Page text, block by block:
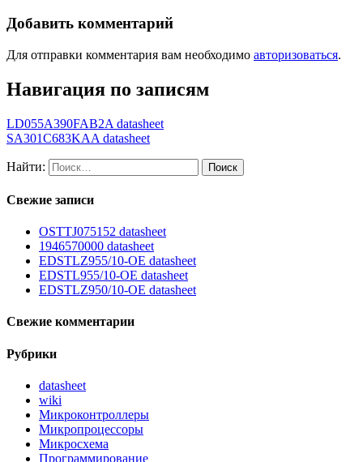
Добавить комментарий
Для отправки комментария вам необходимо авторизоваться.
Навигация по записям
LD055A390FAB2A datasheet
SA301C683KAA datasheet
Найти:
Свежие записи
OSTTJ075152 datasheet
1946570000 datasheet
EDSTLZ955/10-OE datasheet
EDSTL955/10-OE datasheet
EDSTLZ950/10-OE datasheet
Свежие комментарии
Рубрики
datasheet
wiki
Микроконтроллеры
Микропроцессоры
Микросхема
Программирование